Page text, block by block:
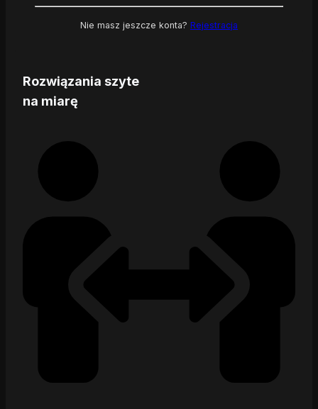
Rozwiązania szyte
na miarę
Nie masz jeszcze konta? Rejestracja